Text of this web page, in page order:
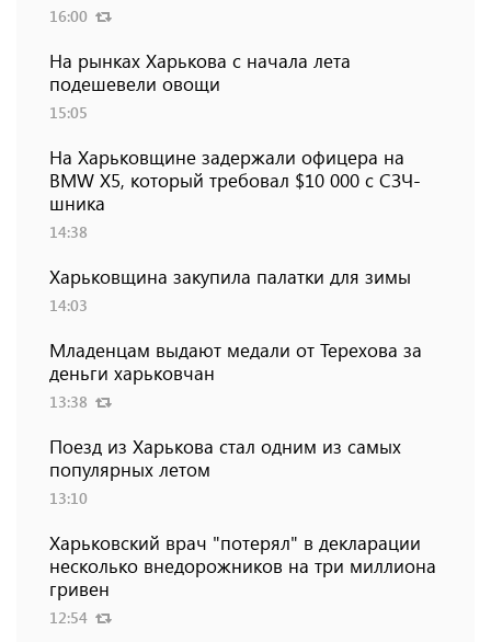
16:00
На рынках Харькова с начала лета
подешевели овощи
15:05
На Харьковщине задержали офицера на
BMW Х5, который требовал $10 000 с СЗЧ-
шника
14:38
Харьковщина закупила палатки для зимы
14:03
Младенцам выдают медали от Терехова за
деньги харьковчан
13:38
Поезд из Харькова стал одним из самых
популярных летом
13:10
Харьковский врач "потерял" в декларации
несколько внедорожников на три миллиона
гривен
12:54